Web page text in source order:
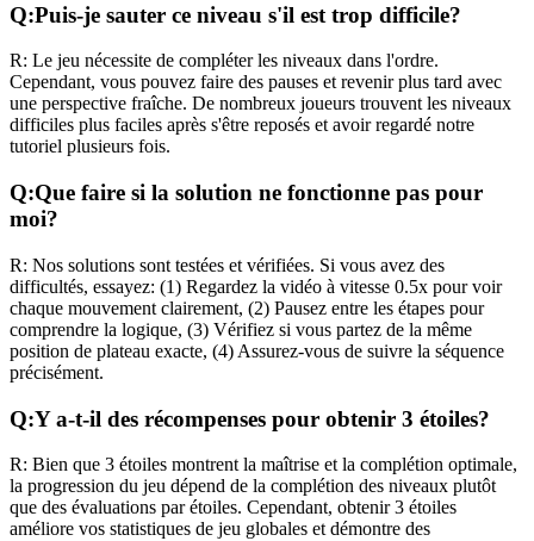
Q:Puis-je sauter ce niveau s'il est trop difficile?
R: Le jeu nécessite de compléter les niveaux dans l'ordre.
Cependant, vous pouvez faire des pauses et revenir plus tard avec
une perspective fraîche. De nombreux joueurs trouvent les niveaux
difficiles plus faciles après s'être reposés et avoir regardé notre
tutoriel plusieurs fois.
Q:Que faire si la solution ne fonctionne pas pour
moi?
R: Nos solutions sont testées et vérifiées. Si vous avez des
difficultés, essayez: (1) Regardez la vidéo à vitesse 0.5x pour voir
chaque mouvement clairement, (2) Pausez entre les étapes pour
comprendre la logique, (3) Vérifiez si vous partez de la même
position de plateau exacte, (4) Assurez-vous de suivre la séquence
précisément.
Q:Y a-t-il des récompenses pour obtenir 3 étoiles?
R: Bien que 3 étoiles montrent la maîtrise et la complétion optimale,
la progression du jeu dépend de la complétion des niveaux plutôt
que des évaluations par étoiles. Cependant, obtenir 3 étoiles
améliore vos statistiques de jeu globales et démontre des